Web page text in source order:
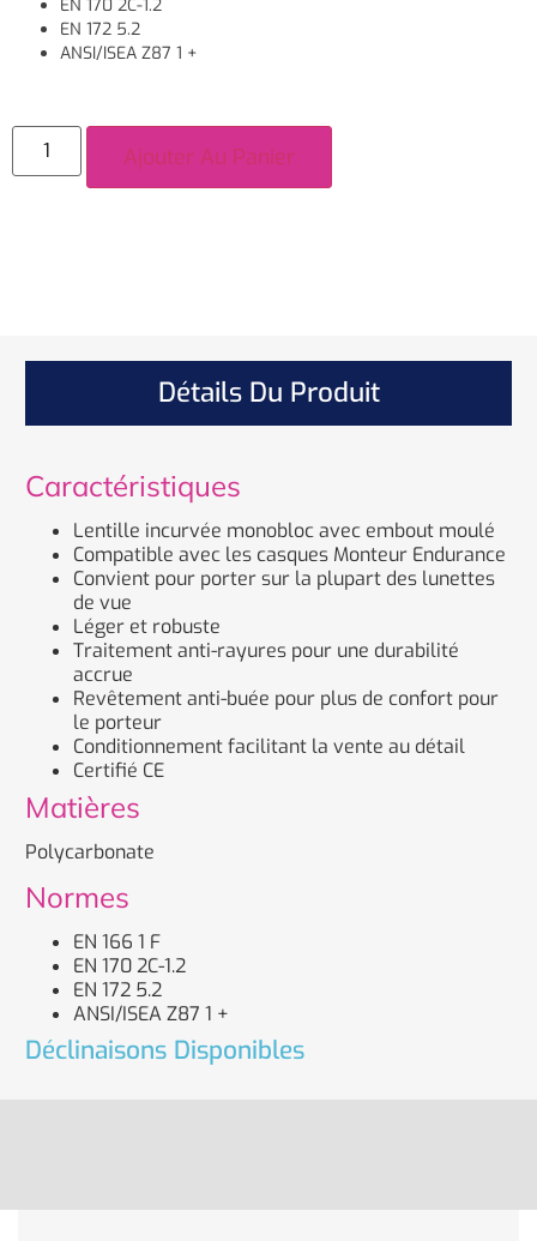
EN 170 2C-1.2
EN 172 5.2
ANSI/ISEA Z87 1 +
Ajouter Au Panier
Détails Du Produit
Caractéristiques
Lentille incurvée monobloc avec embout moulé
Compatible avec les casques Monteur Endurance
Convient pour porter sur la plupart des lunettes
de vue
Léger et robuste
Traitement anti-rayures pour une durabilité
accrue
Revêtement anti-buée pour plus de confort pour
le porteur
Conditionnement facilitant la vente au détail
Certifié CE
Matières
Polycarbonate
Normes
EN 166 1 F
EN 170 2C-1.2
EN 172 5.2
ANSI/ISEA Z87 1 +
Déclinaisons Disponibles